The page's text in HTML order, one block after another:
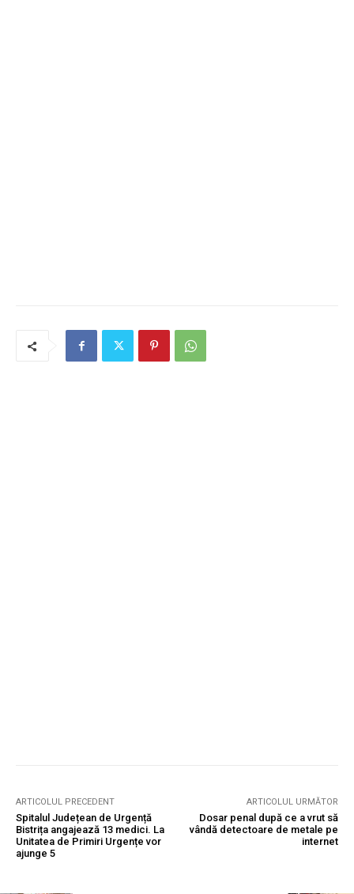
ARTICOLUL PRECEDENT
Spitalul Județean de Urgență
Bistrița angajează 13 medici. La
Unitatea de Primiri Urgențe vor
ajunge 5
ARTICOLUL URMĂTOR
Dosar penal după ce a vrut să
vândă detectoare de metale pe
internet